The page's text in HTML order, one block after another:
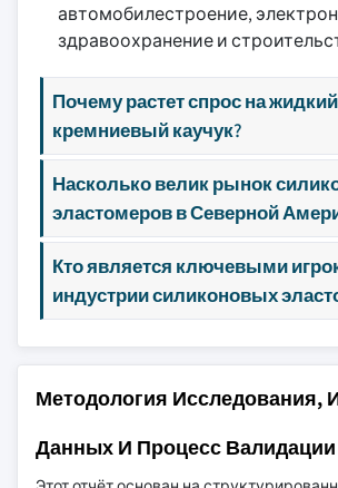
автомобилестроение,
здравоохранение и
Почему растет спрос на жидкий
кремниевый каучук?
Насколько велик рынок
эластомеров в Северной
Кто является ключевыми
индустрии силиконовых
Методология Исследования,
Данных И Процесс Валидации